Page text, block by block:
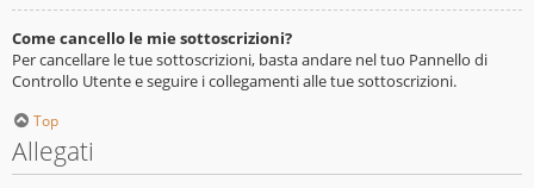
Come cancello le mie sottoscrizioni?
Per cancellare le tue sottoscrizioni, basta andare nel tuo Pannello di
Controllo Utente e seguire i collegamenti alle tue sottoscrizioni.
Top
Allegati